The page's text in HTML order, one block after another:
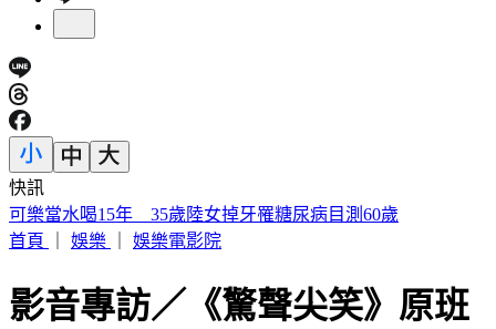
快訊
可樂當水喝15年 35歲陸女掉牙罹糖尿病目測60歲
首頁
娛樂 娛樂電影院
影音專訪／《驚聲尖笑》原班